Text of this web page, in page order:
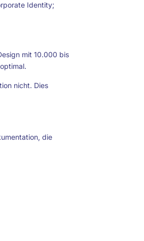
Identity;
mit 10.000 bis
nicht. Dies
die